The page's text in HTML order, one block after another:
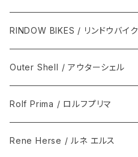
RINDOW BIKES / リンドウバイク
Outer Shell / アウターシェル
Rolf Prima / ロルフプリマ
Rene Herse / ルネ エルス